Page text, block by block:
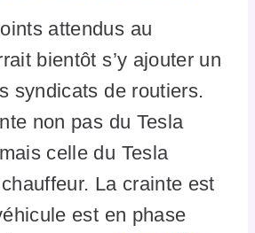
attendus au
bientôt s’y ajouter un
syndicats de routiers.
non pas du Tesla
celle du Tesla
La crainte est
est en phase